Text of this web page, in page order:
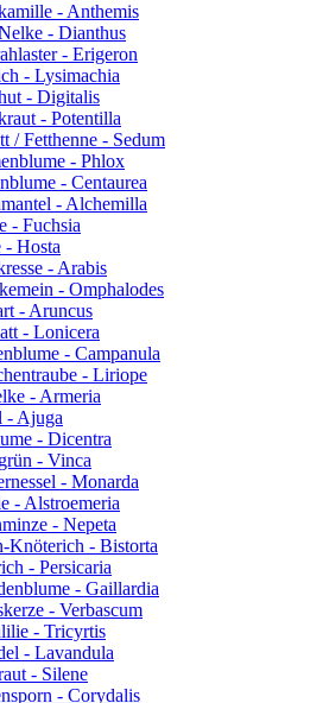
- Anthemis
- Dianthus
- Erigeron
- Lysimachia
- Digitalis
- Potentilla
/ Fetthenne - Sedum
- Phlox
- Centaurea
- Alchemilla
- Fuchsia
- Hosta
- Arabis
- Omphalodes
- Aruncus
- Lonicera
- Campanula
- Liriope
- Armeria
- Ajuga
- Dicentra
- Vinca
- Monarda
- Alstroemeria
- Nepeta
Knöterich - Bistorta
- Persicaria
- Gaillardia
- Verbascum
- Tricyrtis
- Lavandula
- Silene
- Corydalis